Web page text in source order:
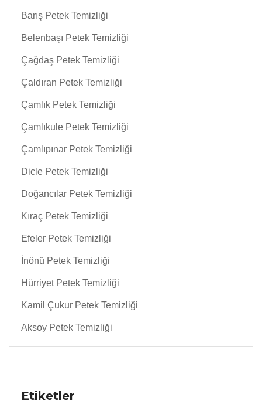
Barış Petek Temizliği
Belenbaşı Petek Temizliği
Çağdaş Petek Temizliği
Çaldıran Petek Temizliği
Çamlık Petek Temizliği
Çamlıkule Petek Temizliği
Çamlıpınar Petek Temizliği
Dicle Petek Temizliği
Doğancılar Petek Temizliği
Kıraç Petek Temizliği
Efeler Petek Temizliği
İnönü Petek Temizliği
Hürriyet Petek Temizliği
Kamil Çukur Petek Temizliği
Aksoy Petek Temizliği
Etiketler